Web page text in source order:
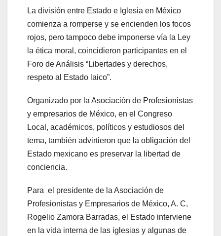
La división entre Estado e Iglesia en México
comienza a romperse y se encienden los focos
rojos, pero tampoco debe imponerse vía la Ley
la ética moral, coincidieron participantes en el
Foro de Análisis “Libertades y derechos,
respeto al Estado laico”.
Organizado por la Asociación de Profesionistas
y empresarios de México, en el Congreso
Local, académicos, políticos y estudiosos del
tema, también advirtieron que la obligación del
Estado mexicano es preservar la libertad de
conciencia.
Para el presidente de la Asociación de
Profesionistas y Empresarios de México, A. C,
Rogelio Zamora Barradas, el Estado interviene
en la vida interna de las iglesias y algunas de